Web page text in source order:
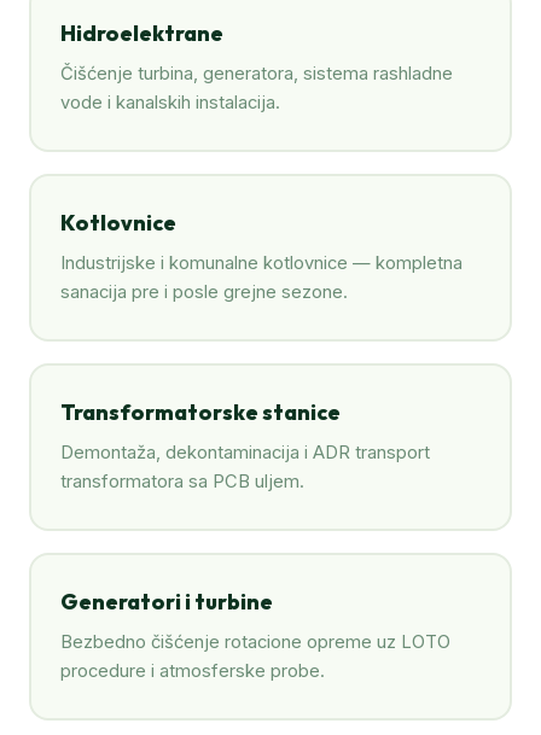
Hidroelektrane
Čišćenje turbina, generatora, sistema rashladne
vode i kanalskih instalacija.
Kotlovnice
Industrijske i komunalne kotlovnice — kompletna
sanacija pre i posle grejne sezone.
Transformatorske stanice
Demontaža, dekontaminacija i ADR transport
transformatora sa PCB uljem.
Generatori i turbine
Bezbedno čišćenje rotacione opreme uz LOTO
procedure i atmosferske probe.